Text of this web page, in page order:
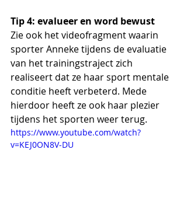
Tip 4: evalueer en word bewust
Zie ook het videofragment waarin
sporter Anneke tijdens de evaluatie
van het trainingstraject zich
realiseert dat ze haar sport mentale
conditie heeft verbeterd. Mede
hierdoor heeft ze ook haar plezier
tijdens het sporten weer terug.
https://www.youtube.com/watch?
v=KEJ0ON8V-DU